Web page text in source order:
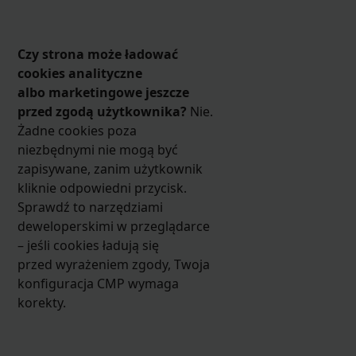
Czy strona może ładować
cookies analityczne
albo marketingowe jeszcze
przed zgodą użytkownika? Nie.
Żadne cookies poza
niezbędnymi nie mogą być
zapisywane, zanim użytkownik
kliknie odpowiedni przycisk.
Sprawdź to narzędziami
deweloperskimi w przeglądarce
– jeśli cookies ładują się
przed wyrażeniem zgody, Twoja
konfiguracja CMP wymaga
korekty.